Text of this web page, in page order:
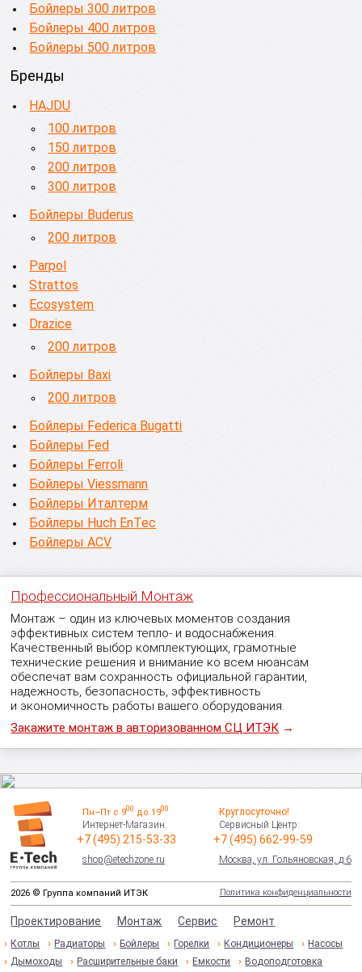
Бойлеры 300 литров
Бойлеры 400 литров
Бойлеры 500 литров
Бренды
HAJDU
100 литров
150 литров
200 литров
300 литров
Бойлеры Buderus
200 литров
Parpol
Strattos
Ecosystem
Drazice
200 литров
Бойлеры Baxi
200 литров
Бойлеры Federica Bugatti
Бойлеры Fed
Бойлеры Ferroli
Бойлеры Viessmann
Бойлеры Италтерм
Бойлеры Huch EnTec
Бойлеры ACV
Профессиональный Монтаж
Монтаж – один из ключевых моментов создания
эффективных систем тепло- и водоснабжения.
Качественный выбор комплектующих, грамотные
технические решения и внимание ко всем нюансам
обеспечат вам сохранность официальной гарантии,
надежность, безопасность, эффективность
и экономичность работы вашего оборудования.
Закажите монтаж в авторизованном СЦ ИТЭК →
Пн–Пт с 900 до 1900
Интернет-Магазин:
+7 (495) 215-53-33
shop@etechzone.ru
Круглосуточно!
Сервисный Центр:
+7 (495) 662-99-59
Москва, ул. Гольяновская, д.6
2026 © Группа компаний ИТЭК Политика конфиденциальности
Проектирование Монтаж Сервис Ремонт
Котлы Радиаторы Бойлеры Горелки Кондиционеры
Насосы
Дымоходы
Расширительные баки Емкости Водоподготовка